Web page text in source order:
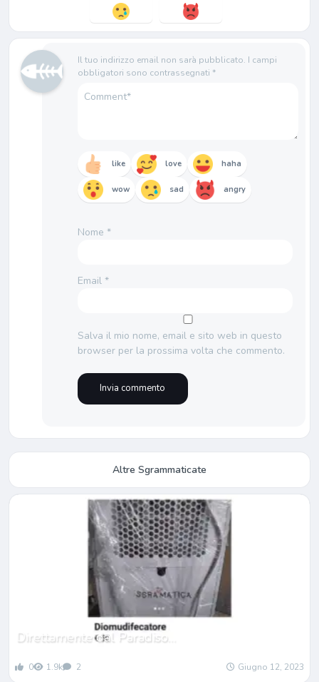
Il tuo indirizzo email non sarà pubblicato. I campi
obbligatori sono contrassegnati *
like love haha
wow sad angry
Nome *
Email *
Salva il mio nome, email e sito web in questo
browser per la prossima volta che commento.
Altre Sgrammaticate
Direttamente dal Paradiso…
0 1.9k 2 Giugno 12, 2023